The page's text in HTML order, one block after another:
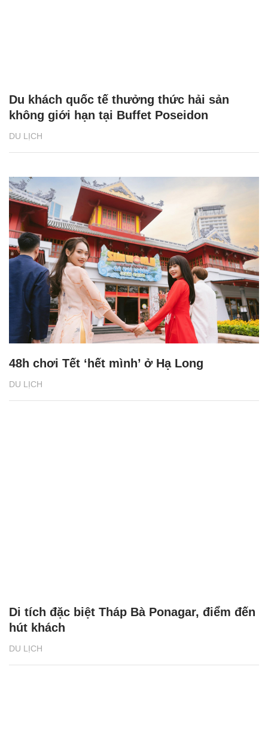
DU LỊCH
Du khách quốc tế thưởng thức hải sản
không giới hạn tại Buffet Poseidon
DU LỊCH
48h chơi Tết ‘hết mình’ ở Hạ Long
DU LỊCH
Di tích đặc biệt Tháp Bà Ponagar, điểm đến
hút khách